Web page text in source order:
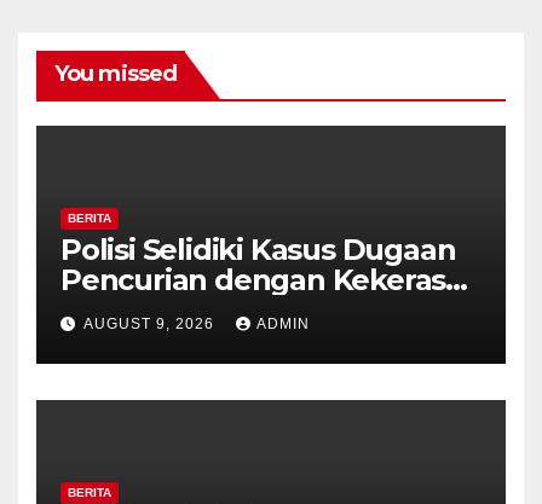
You missed
BERITA
Polisi Selidiki Kasus Dugaan
Pencurian dengan Kekerasan
di Counter HP Royal Phone
Ambarawa.
AUGUST 9, 2026 ADMIN
BERITA